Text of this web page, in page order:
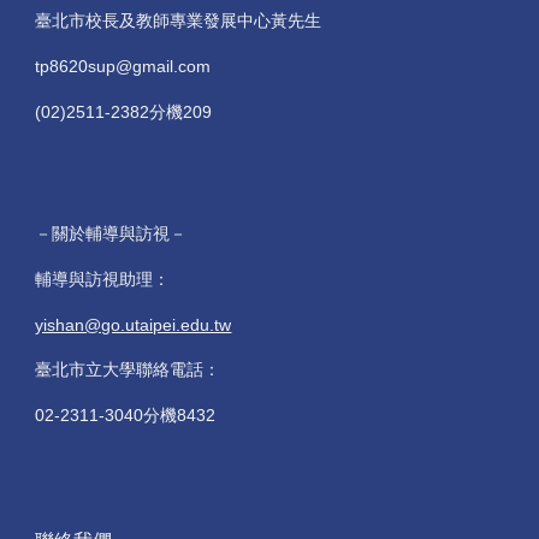
臺北市校長及教師專業發展中心黃先生
tp8620sup@gmail.com
(02)2511-2382分機209
－關於輔導與訪視－
輔導與訪視助理：
yishan@go.utaipei.edu.tw
臺北市立大學聯絡電話：
02-2311-3040分機8432